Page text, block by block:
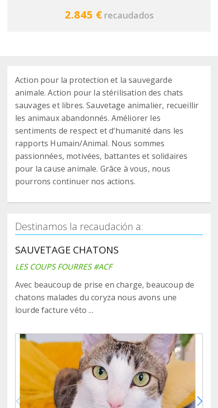
2.845 € recaudados
Action pour la protection et la sauvegarde
animale. Action pour la stérilisation des chats
sauvages et libres. Sauvetage animalier, recueillir
les animaux abandonnés. Améliorer les
sentiments de respect et d'humanité dans les
rapports Humain/Animal. Nous sommes
passionnées, motivées, battantes et solidaires
pour la cause animale. Grâce à vous, nous
pourrons continuer nos actions.
Destinamos la recaudación a:
SAUVETAGE CHATONS
LES COUPS FOURRES #ACF
Avec beaucoup de prise en charge, beaucoup de
chatons malades du coryza nous avons une